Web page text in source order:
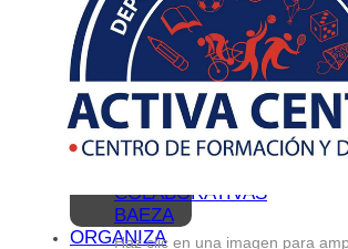
CONGRESOS
EN
BAEZA
TURISMO
FAMILIAR
EN
BAEZA
COLABORATIVAS
BAEZA
ORGANIZA
Haz clic en una imagen para